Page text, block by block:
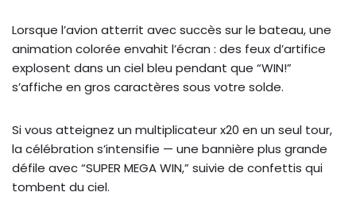
Lorsque l’avion atterrit avec succès sur le bateau, une
animation colorée envahit l’écran : des feux d’artifice
explosent dans un ciel bleu pendant que “WIN!”
s’affiche en gros caractères sous votre solde.
Si vous atteignez un multiplicateur x20 en un seul tour,
la célébration s’intensifie — une bannière plus grande
défile avec “SUPER MEGA WIN,” suivie de confettis qui
tombent du ciel.